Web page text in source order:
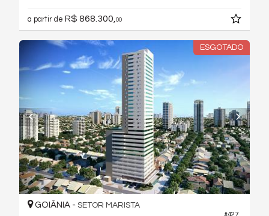
a partir de R$ 868.300, 00
ESGOTADO
GOIÂNIA - SETOR MARISTA